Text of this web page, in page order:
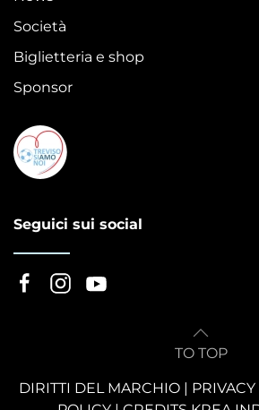
Società
Biglietteria e shop
Sponsor
Seguici sui social
TO TOP
DIRITTI DEL MARCHIO |